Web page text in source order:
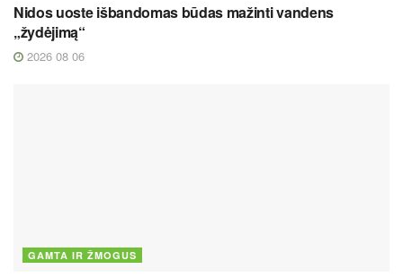
Nidos uoste išbandomas būdas mažinti vandens
„žydėjimą“
2026 08 06
GAMTA IR ŽMOGUS